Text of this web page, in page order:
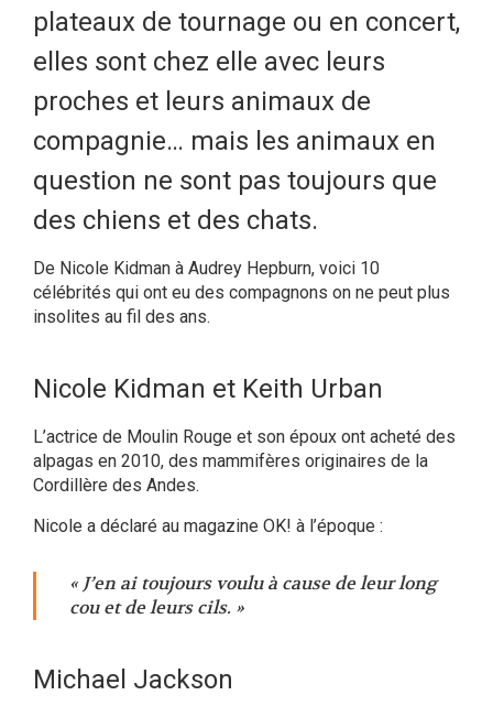
plateaux de tournage ou en concert,
elles sont chez elle avec leurs
proches et leurs animaux de
compagnie… mais les animaux en
question ne sont pas toujours que
des chiens et des chats.
De Nicole Kidman à Audrey Hepburn, voici 10
célébrités qui ont eu des compagnons on ne peut plus
insolites au fil des ans.
Nicole Kidman et Keith Urban
L’actrice de Moulin Rouge et son époux ont acheté des
alpagas en 2010, des mammifères originaires de la
Cordillère des Andes.
Nicole a déclaré au magazine OK! à l’époque :
« J’en ai toujours voulu à cause de leur long
cou et de leurs cils. »
Michael Jackson